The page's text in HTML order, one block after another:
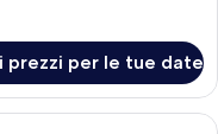
prezzi per le tue date
d'albergo con un